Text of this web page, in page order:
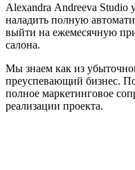
Аlexandra Аndreeva Studio
наладить полную
выйти на ежемесячную
салона.
Мы знаем как из
преуспевающий бизнес.
полное маркетинговое
реализации проекта.